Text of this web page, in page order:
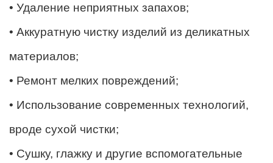
• Удаление неприятных запахов;
• Аккуратную чистку изделий из деликатных
материалов;
• Ремонт мелких повреждений;
• Использование современных технологий,
вроде сухой чистки;
• Сушку, глажку и другие вспомогательные